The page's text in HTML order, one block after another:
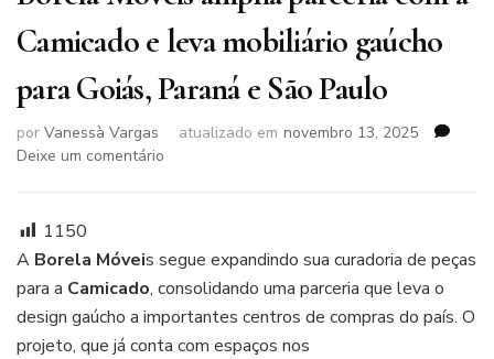
Camicado e leva mobiliário gaúcho
para Goiás, Paraná e São Paulo
por Vanessà Vargas atualizado em novembro 13, 2025
Deixe um comentário
com
a
Camicado
e
1150
A Borela Móveis segue expandindo sua curadoria de peças
para a Camicado, consolidando uma parceria que leva o
design gaúcho a importantes centros de compras do país. O
projeto, que já conta com espaços nos